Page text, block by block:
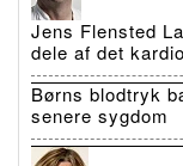
Jens Flensted
dele af det
Børns blodtryk
senere sygdom